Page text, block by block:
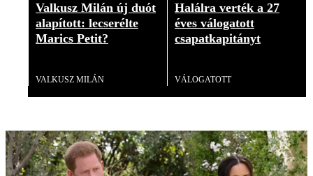
Valkusz Milán új duót
alapított: lecserélte
Marics Petit?
VALKUSZ MILÁN
Halálra verték a 27
éves válogatott
csapatkapitányt
VÁLOGATOTT